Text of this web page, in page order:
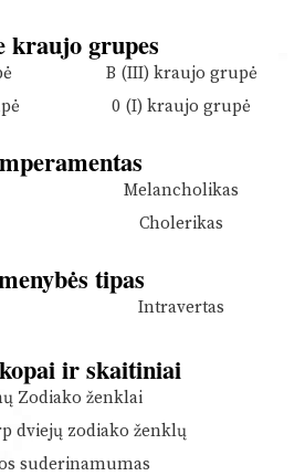
kraujo grupes
B (III) kraujo grupė
0 (I) kraujo grupė
Melancholikas
Cholerikas
tipas
Intravertas
ir skaitiniai
Zodiako ženklai
dviejų zodiako ženklų
suderinamumas